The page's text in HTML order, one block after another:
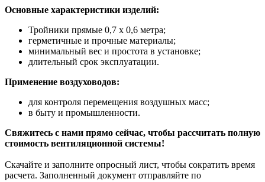
Основные характеристики изделий:
Тройники прямые 0,7 x 0,6 метра;
герметичные и прочные материалы;
минимальный вес и простота в установке;
длительный срок эксплуатации.
Применение воздуховодов:
для контроля перемещения воздушных масс;
в быту и промышленности.
Свяжитесь с нами прямо сейчас, чтобы рассчитать полную
стоимость вентиляционной системы!
Скачайте и заполните опросный лист, чтобы сократить время
расчета. Заполненный документ отправляйте по